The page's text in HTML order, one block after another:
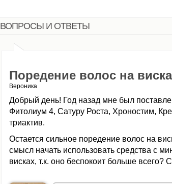
ВОПРОСЫ И ОТВЕТЫ
Поредение волос на
Вероника
Добрый день! Год назад мне был
Фитолиум 4, Сатуру Роста, Хроностим,
триактив.
Остается сильное поредение волос на
смысл начать использовать средства с
висках, т.к. оно беспокоит больше всего?